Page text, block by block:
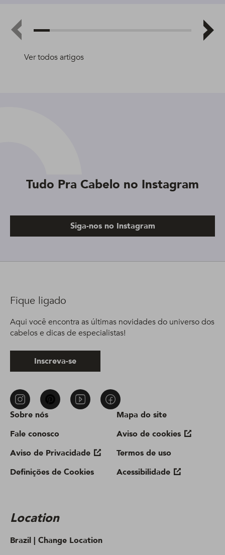
Ver todos artigos
Tudo Pra Cabelo no Instagram
Siga-nos no Instagram
Sobre nós
Fale conosco
Aviso de Privacidade
Definições de Cookies
Mapa do site
Aviso de cookies
Termos de uso
Acessibilidade
Location
Brazil | Change Location
Fique ligado
Aqui você encontra as últimas novidades do universo dos
cabelos e dicas de especialistas!
Inscreva-se